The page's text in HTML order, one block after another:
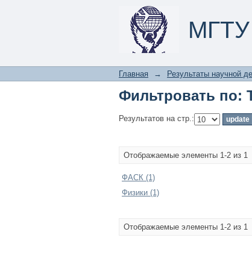
МГТУ
Фильтровать по:
Главная → Результаты научной
Фильтровать по:
Результатов на стр.:
Отображаемые элементы 1-2 из 1
ФАСК (1)
Физики (1)
Отображаемые элементы 1-2 из 1